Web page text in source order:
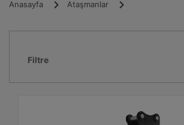
Anasayfa Ataşmanlar
Filtre